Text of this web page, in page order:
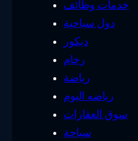
خدمات وظائف
دول سياحية
ديكور
رخام
رياضة
رياضه اليوم
سوق العقارات
سياحة